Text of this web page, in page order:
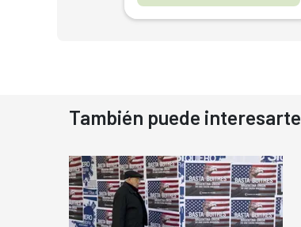
También puede interesarte